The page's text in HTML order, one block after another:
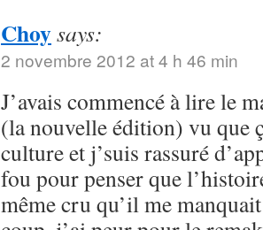
Choysays:
2 novembre 2012 at 4 h 46 min
J’avais commencé à lire le
(la nouvelle édition) vu que
culture et j’suis rassuré
fou pour penser que
même cru qu’il me